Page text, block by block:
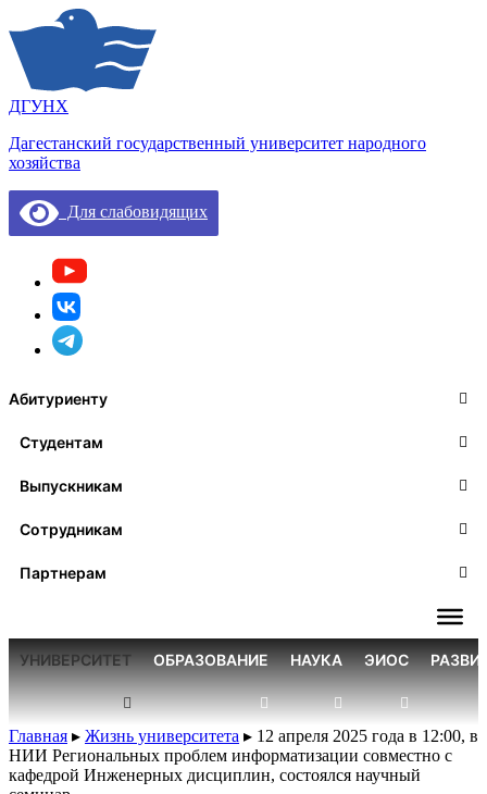
ДГУНХ
Дагестанский государственный университет народного
хозяйства
Для слабовидящих
Абитуриенту
Студентам
Выпускникам
Сотрудникам
Партнерам
УНИВЕРСИТЕТ ОБРАЗОВАНИЕ НАУКА ЭИОС
Главная ▸ Жизнь университета ▸ 12 апреля 2025 года в 12:00, в
НИИ Региональных проблем информатизации совместно с
кафедрой Инженерных дисциплин, состоялся научный